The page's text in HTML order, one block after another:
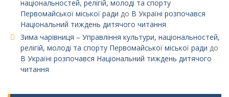
національностей, релігій, молоді та спорту
Первомайської міської ради до В Україні розпочався
Національний тиждень дитячого читання
Зима чарівниця – Управління культури, національностей,
релігій, молоді та спорту Первомайської міської ради до
В Україні розпочався Національний тиждень дитячого
читання